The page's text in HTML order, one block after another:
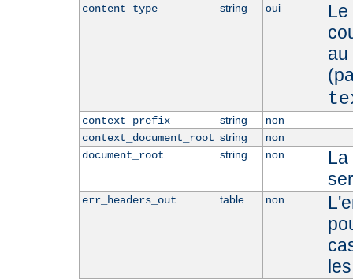
content_type string oui
Le
au
context_prefix string
non
context_document_root string
non
document_root
string non
La
err_headers_out table non